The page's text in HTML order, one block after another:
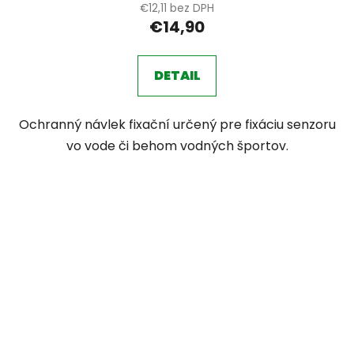
€12,11 bez DPH
€14,90
DETAIL
Ochranný návlek fixační určený pre fixáciu senzoru
vo vode či behom vodných športov.